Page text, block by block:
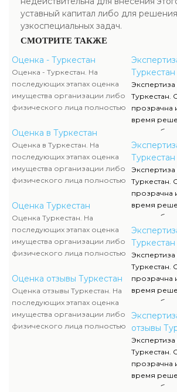
уставный капитал либо для
узкоспециальных задач.
СМОТРИТЕ ТАКЖЕ
Оценка - Туркестан
Оценка - Туркестан. На
последующих этапах оценка
имущества организации либо
физического лица полностью
служащих, тогда как участие
клиента ограничивается
объяснением отдельных
вопросов и предоставлением
недостающей документации.
Оценка в Туркестан
Оценка в Туркестан. На
последующих этапах оценка
имущества организации либо
физического лица полностью
служащих, тогда как участие
клиента ограничивается
объяснением отдельных
вопросов и предоставлением
недостающей документации.
Оценка Туркестан
Оценка Туркестан. На
последующих этапах оценка
имущества организации либо
физического лица полностью
служащих, тогда как участие
клиента ограничивается
объяснением отдельных
вопросов и предоставлением
недостающей документации.
Оценка отзывы Туркестан
Оценка отзывы Туркестан. На
последующих этапах оценка
имущества организации либо
физического лица полностью
Туркестан
Туркестан.
прозрачна
время
этом
мнения
Для
стоимости
услуг вы
нам за
Туркестан
Туркестан.
прозрачна
время
этом
мнения
Для
стоимости
услуг вы
нам за
Туркестан
Туркестан.
прозрачна
время
этом
мнения
Для
стоимости
услуг вы
отзывы
Туркестан.
прозрачна
время
этом